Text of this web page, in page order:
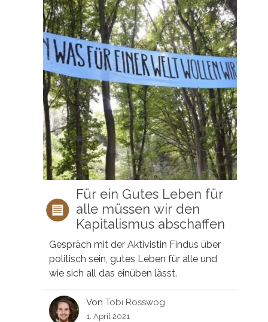
Für ein Gutes Leben für
alle müssen wir den
Kapitalismus abschaffen
Gespräch mit der Aktivistin Findus über
politisch sein, gutes Leben für alle und
wie sich all das einüben lässt.
VonTobi Rosswog
1. April 2021